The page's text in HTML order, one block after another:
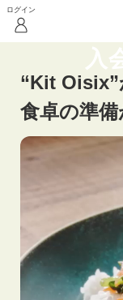
入
“Kit Oisix”
食卓の準